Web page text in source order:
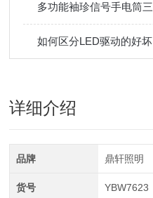
如何区分LED驱动的好坏
详细介绍
品牌 鼎轩照明
货号 YBW7623